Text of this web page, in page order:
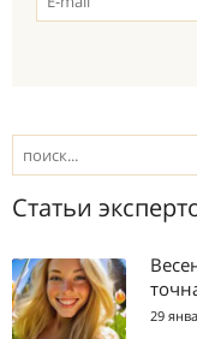
Статьи
29